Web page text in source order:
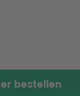
bestellen